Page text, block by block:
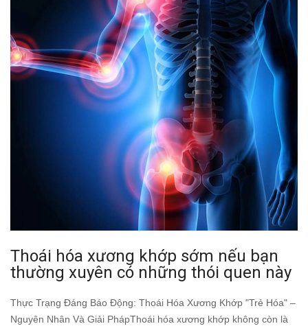
Thoái hóa xương khớp sớm nếu bạn
thường xuyên có những thói quen này
Thực Trạng Đáng Báo Động: Thoái Hóa Xương Khớp "Trẻ Hóa" –
Nguyên Nhân Và Giải PhápThoái hóa xương khớp không còn là